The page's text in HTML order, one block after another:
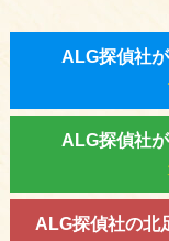
ALG探偵社
ALG探偵社
ALG探偵社の北